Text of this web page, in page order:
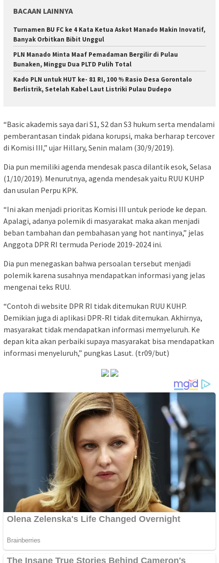
BACAAN LAINNYA
Turnamen BU FC ke 4 Kata Ketua Askot Manado Makin Inovatif,
Banyak Orbitkan Bibit Unggul
PLN Manado Minta Maaf Pemadaman Bergilir di Pulau
Bunaken, Minggu Dua PLTD Pulih Total
Kado PLN untuk HUT ke- 81 RI, 100 % Rasio Desa Gorontalo
Berlistrik, Setelah Kabel Laut Listriki Pulau Dudepo
“Basic akademis saya dari S1, S2 dan S3 hukum serta mendalami
pemberantasan tindak pidana korupsi, maka berharap tercover
di Komisi III,” ujar Hillary, Senin malam (30/9/2019).
Dia pun memiliki agenda mendesak pasca dilantik esok, Selasa
(1/10/2019). Menurutnya, agenda mendesak yaitu RUU KUHP
dan usulan Perpu KPK.
“Ini akan menjadi prioritas Komisi III untuk periode ke depan.
Apalagi, adanya polemik di masyarakat maka akan menjadi
beban tambahan dan pembahasan yang hot nantinya,” jelas
Anggota DPR RI termuda Periode 2019-2024 ini.
Dia pun menegaskan bahwa persoalan tersebut menjadi
polemik karena susahnya mendapatkan informasi yang jelas
mengenai teks RUU.
“Contoh di website DPR RI tidak ditemukan RUU KUHP.
Demikian juga di aplikasi DPR-RI tidak ditemukan. Akhirnya,
masyarakat tidak mendapatkan informasi memyeluruh. Ke
depan kita akan perbaiki supaya masyarakat bisa mendapatkan
informasi menyeluruh,” pungkas Lasut. (tr09/but)